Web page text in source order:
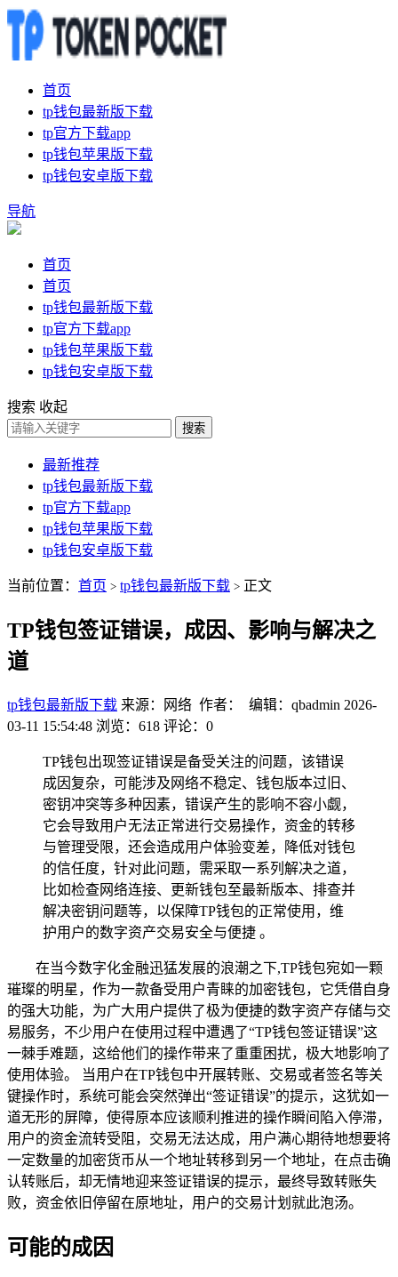
首页
tp钱包最新版下载
tp官方下载app
tp钱包苹果版下载
tp钱包安卓版下载
导航
首页
首页
tp钱包最新版下载
tp官方下载app
tp钱包苹果版下载
tp钱包安卓版下载
搜索 收起
搜索
最新推荐
tp钱包最新版下载
tp官方下载app
tp钱包苹果版下载
tp钱包安卓版下载
当前位置： 首页 > tp钱包最新版下载 > 正文
TP钱包签证错误，成因、影响与解决之
道
tp钱包最新版下载 来源：网络 作者： 编辑：qbadmin 2026-
03-11 15:54:48 浏览：618 评论：0
TP钱包出现签证错误是备受关注的问题，该错误
成因复杂，可能涉及网络不稳定、钱包版本过旧、
密钥冲突等多种因素，错误产生的影响不容小觑，
它会导致用户无法正常进行交易操作，资金的转移
与管理受限，还会造成用户体验变差，降低对钱包
的信任度，针对此问题，需采取一系列解决之道，
比如检查网络连接、更新钱包至最新版本、排查并
解决密钥问题等，以保障TP钱包的正常使用，维
护用户的数字资产交易安全与便捷 。
在当今数字化金融迅猛发展的浪潮之下,TP钱包宛如一颗
璀璨的明星，作为一款备受用户青睐的加密钱包，它凭借自身
的强大功能，为广大用户提供了极为便捷的数字资产存储与交
易服务，不少用户在使用过程中遭遇了“TP钱包签证错误”这
一棘手难题，这给他们的操作带来了重重困扰，极大地影响了
使用体验。 当用户在TP钱包中开展转账、交易或者签名等关
键操作时，系统可能会突然弹出“签证错误”的提示，这犹如一
道无形的屏障，使得原本应该顺利推进的操作瞬间陷入停滞，
用户的资金流转受阻，交易无法达成，用户满心期待地想要将
一定数量的加密货币从一个地址转移到另一个地址，在点击确
认转账后，却无情地迎来签证错误的提示，最终导致转账失
败，资金依旧停留在原地址，用户的交易计划就此泡汤。
可能的成因